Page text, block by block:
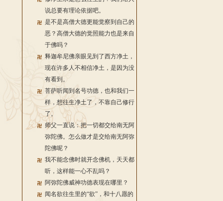
说总要有理论依据吧。
是不是高僧大德更能觉察到自己的
恶？高僧大德的觉照能力也是来自
于佛吗？
释迦牟尼佛亲眼见到了西方净土，
现在许多人不相信净土，是因为没
有看到。
菩萨听闻到名号功德，也和我们一
样，想往生净土了，不靠自己修行
了。
师父一直说：把一切都交给南无阿
弥陀佛。怎么做才是交给南无阿弥
陀佛呢？
我不能念佛时就开念佛机，天天都
听，这样能一心不乱吗？
阿弥陀佛威神功德表现在哪里？
闻名欲往生里的“欲”，和十八愿的